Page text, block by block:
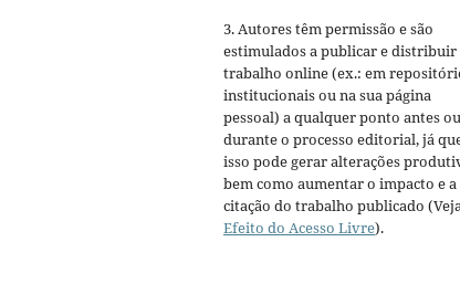
3. Autores têm permissão e são
estimulados a publicar e distribuir
trabalho online (ex.: em
institucionais ou na sua página
pessoal) a qualquer ponto antes ou
durante o processo editorial, já
isso pode gerar alterações
bem como aumentar o impacto e a
citação do trabalho publicado
Efeito do Acesso Livre).